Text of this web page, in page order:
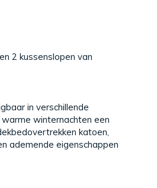
2 kussenslopen van
in verschillende
winternachten een
katoen,
ademende eigenschappen